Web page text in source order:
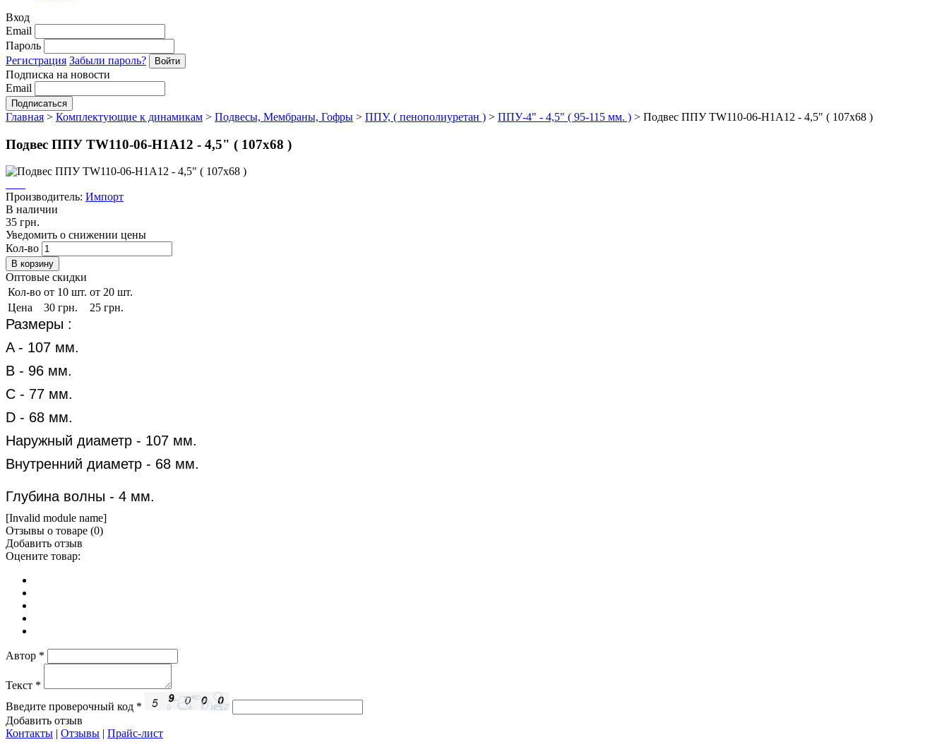
Вход
Email
Пароль
Регистрация Забыли пароль?
Подписка на новости
Email
Главная > Комплектующие к динамикам > Подвесы, Мембраны, Гофры > ППУ, ( пенополиуретан ) > ППУ-4" - 4,5" ( 95-115 мм. ) > Подвес ППУ TW110-06-H1A12 - 4,5" ( 107х68 )
Подвес ППУ TW110-06-H1A12 - 4,5" ( 107х68 )
Производитель: Импорт
В наличии
35 грн.
Уведомить о снижении цены
Кол-во
Оптовые скидки
Кол-во от 10 шт. от 20 шт.
Цена
30 грн. 25 грн.
Размеры :
A - 107 мм.
B - 96 мм.
C - 77 мм.
D - 68 мм.
Наружный диаметр - 107 мм.
Внутренний диаметр - 68 мм.
Глубина волны - 4 мм.
[Invalid module name]
Отзывы о товаре (0)
Добавить отзыв
Оцените товар:
Автор *
Текст *
Введите проверочный код *
Добавить отзыв
Контакты | Отзывы | Прайс-лист